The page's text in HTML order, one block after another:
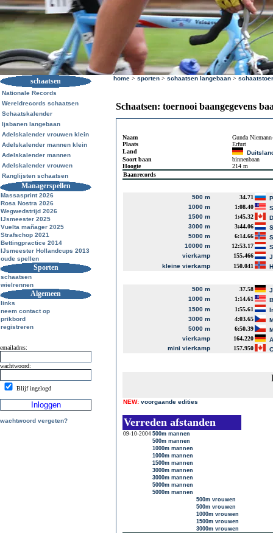
schaatsen
Nationale Records
Wereldrecords schaatsen
Schaatskalender
Ijsbanen langebaan
Adelskalender vrouwen klein
Adelskalender mannen klein
Adelskalender mannen
Adelskalender vrouwen
Ranglijsten schaatsen
Managerspellen
Massasprint 2026
Rosa Nostra 2026
Wegwedstrijd 2026
IJsmeester 2025
Vuelta mañager 2025
Strafschop 2021
Bettingpractice 2014
IJsmeester Hollandcups 2013
oude spellen
Sporten
schaatsen
wielrennen
Algemeen
links
neem contact op
prikbord
registreren
emailadres:
wachtwoord:
Blijf ingelogd
wachtwoord vergeten?
home > sporten > schaatsen langebaan >
Schaatsen: toernooi baangegevens
Naam
Gunda
Plaats
Erfurt
Land
Soort baan
binnenbaan
Hoogte
214 m
Baanrecords
500 m 34.71
1000 m
1:08.40
1500 m
1:45.32
3000 m
3:44.06
5000 m
6:14.66
10000 m
12:53.17
vierkamp
155.466
kleine vierkamp
150.041
500 m 37.58
1000 m
1:14.61
1500 m
1:55.61
3000 m
4:03.65
5000 m
6:50.39
vierkamp
164.220
mini vierkamp
157.950
NEW: voorgaande edities
Verreden afstanden
09-10-2004 500m mannen
500m mannen
1000m mannen
1000m mannen
1500m mannen
3000m mannen
3000m mannen
5000m mannen
5000m mannen
500m vrouwen
500m vrouwen
1000m vrouwen
1500m vrouwen
3000m vrouwen